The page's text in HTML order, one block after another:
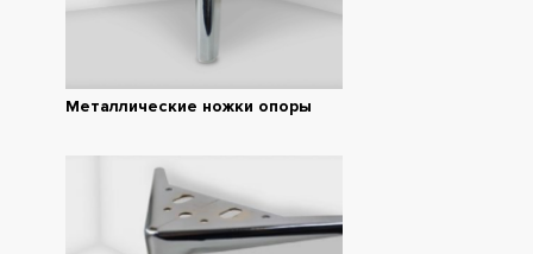
Металлические ножки опоры